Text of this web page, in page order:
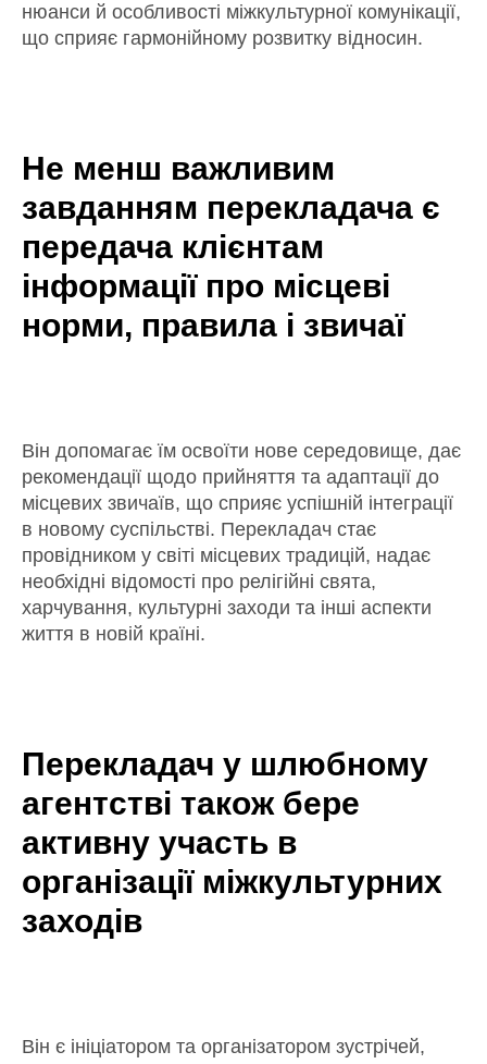
нюанси й особливості міжкультурної комунікації,
що сприяє гармонійному розвитку відносин.
Не менш важливим
завданням перекладача є
передача клієнтам
інформації про місцеві
норми, правила і звичаї
Він допомагає їм освоїти нове середовище, дає
рекомендації щодо прийняття та адаптації до
місцевих звичаїв, що сприяє успішній інтеграції
в новому суспільстві. Перекладач стає
провідником у світі місцевих традицій, надає
необхідні відомості про релігійні свята,
харчування, культурні заходи та інші аспекти
життя в новій країні.
Перекладач у шлюбному
агентстві також бере
активну участь в
організації міжкультурних
заходів
Він є ініціатором та організатором зустрічей,